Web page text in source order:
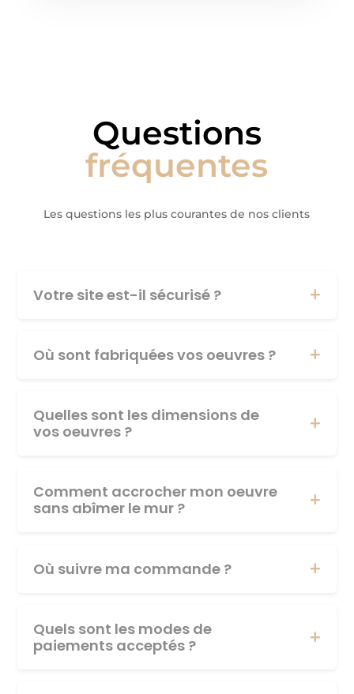
Questions
fréquentes
Les questions les plus courantes de nos clients
Votre site est-il sécurisé ?
Où sont fabriquées vos oeuvres ?
Quelles sont les dimensions de
vos oeuvres ?
Comment accrocher mon oeuvre
sans abîmer le mur ?
Où suivre ma commande ?
Quels sont les modes de
paiements acceptés ?